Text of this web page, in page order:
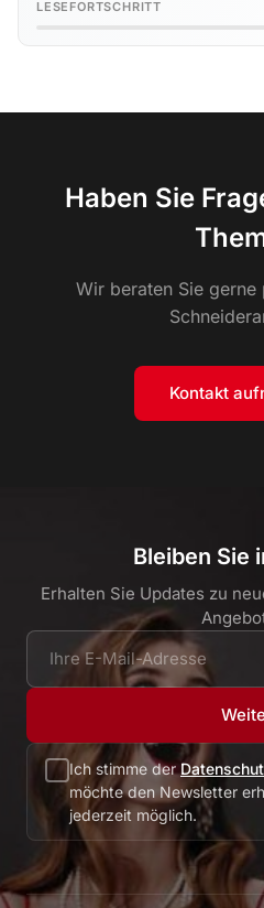
LESEFORTSCHRITT
Haben Sie
Wir beraten Sie
Kontakt
Bleiben Sie
Erhalten Sie Updates zu
Ich stimme der
möchte den Newsletter
jederzeit möglich.